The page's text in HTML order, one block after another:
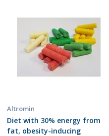
Altromin
Diet with 30% energy from
fat, obesity-inducing